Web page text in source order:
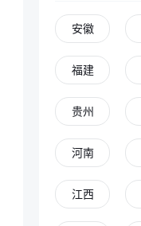
安徽
福建
贵州
河南
江西